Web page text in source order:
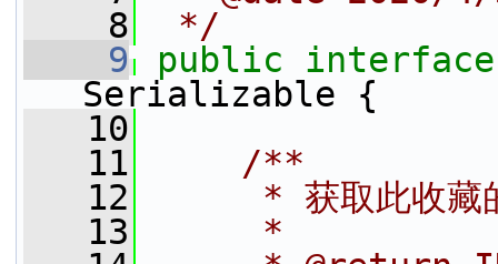
    8
*/
    9
public
Serializable {
   10
   11
    /**
   12
* 获取此收藏
   13
     *